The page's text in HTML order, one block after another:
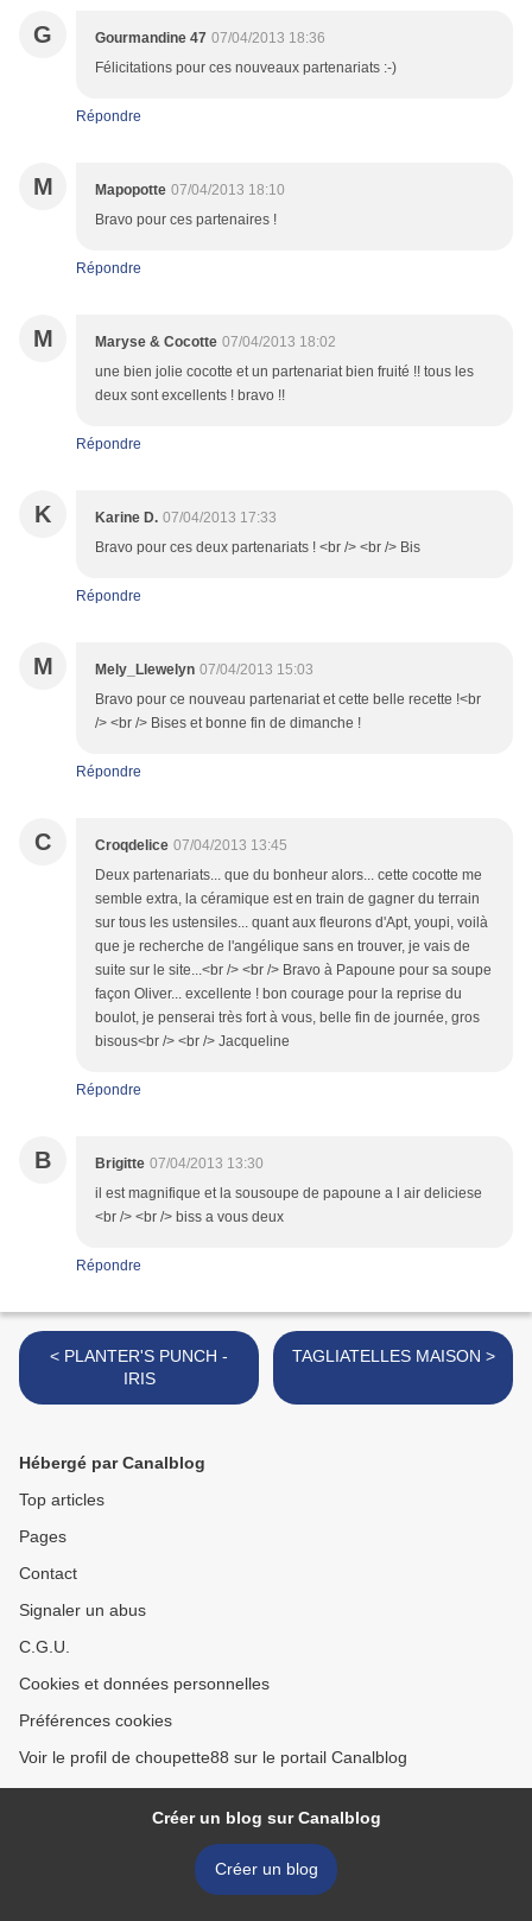
G Gourmandine 47 07/04/2013 18:36
Félicitations pour ces nouveaux partenariats :-)
Répondre
M Mapopotte 07/04/2013 18:10
Bravo pour ces partenaires !
Répondre
M Maryse & Cocotte 07/04/2013 18:02
une bien jolie cocotte et un partenariat bien fruité !! tous les
deux sont excellents ! bravo !!
Répondre
K Karine D. 07/04/2013 17:33
Bravo pour ces deux partenariats ! <br /> <br /> Bis
Répondre
M Mely_Llewelyn 07/04/2013 15:03
Bravo pour ce nouveau partenariat et cette belle recette !<br
/> <br /> Bises et bonne fin de dimanche !
Répondre
C Croqdelice 07/04/2013 13:45
Deux partenariats... que du bonheur alors... cette cocotte me
semble extra, la céramique est en train de gagner du terrain
sur tous les ustensiles... quant aux fleurons d'Apt, youpi, voilà
que je recherche de l'angélique sans en trouver, je vais de
suite sur le site...<br /> <br /> Bravo à Papoune pour sa soupe
façon Oliver... excellente ! bon courage pour la reprise du
boulot, je penserai très fort à vous, belle fin de journée, gros
bisous<br /> <br /> Jacqueline
Répondre
B Brigitte 07/04/2013 13:30
il est magnifique et la sousoupe de papoune a l air deliciese
<br /> <br /> biss a vous deux
Répondre
< PLANTER'S PUNCH -
IRIS
TAGLIATELLES MAISON >
Hébergé par Canalblog
Top articles
Pages
Contact
Signaler un abus
C.G.U.
Cookies et données personnelles
Préférences cookies
Voir le profil de choupette88 sur le portail Canalblog
Créer un blog sur Canalblog
Créer un blog